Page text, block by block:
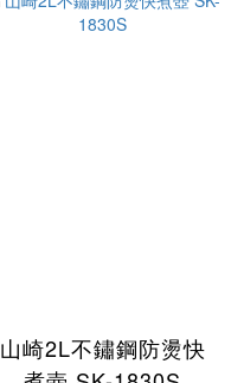
山崎2L不鏽鋼防燙快